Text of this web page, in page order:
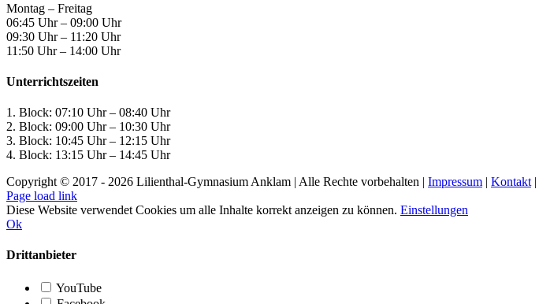
Montag – Freitag
06:45 Uhr – 09:00 Uhr
09:30 Uhr – 11:20 Uhr
11:50 Uhr – 14:00 Uhr
Unterrichtszeiten
1. Block: 07:10 Uhr – 08:40 Uhr
2. Block: 09:00 Uhr – 10:30 Uhr
3. Block: 10:45 Uhr – 12:15 Uhr
4. Block: 13:15 Uhr – 14:45 Uhr
Copyright © 2017 - 2026 Lilienthal-Gymnasium Anklam | Alle Rechte vorbehalten | Impressum | Kontakt |
Page load link
Diese Website verwendet Cookies um alle Inhalte korrekt anzeigen zu können. Einstellungen
Ok
Drittanbieter
YouTube